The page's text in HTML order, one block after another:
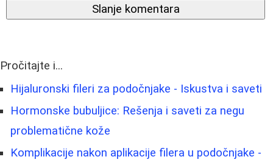
Slanje komentara
Pročitajte i...
Hijaluronski fileri za podočnjake - Iskustva i saveti
Hormonske bubuljice: Rešenja i saveti za negu
problematične kože
Komplikacije nakon aplikacije filera u podočnjake -